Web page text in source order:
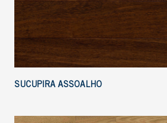
SUCUPIRA ASSOALHO